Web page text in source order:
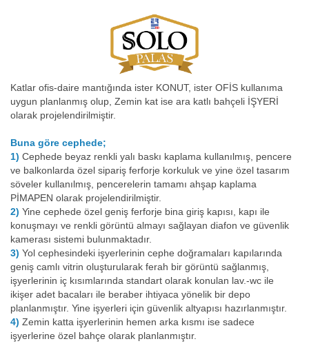
Katlar ofis-daire mantığında ister KONUT, ister OFİS kullanıma
uygun planlanmış olup, Zemin kat ise ara katlı bahçeli İŞYERİ
olarak projelendirilmiştir.
Buna göre cephede;
1) Cephede beyaz renkli yalı baskı kaplama kullanılmış, pencere
ve balkonlarda özel sipariş ferforje korkuluk ve yine özel tasarım
söveler kullanılmış, pencerelerin tamamı ahşap kaplama
PİMAPEN olarak projelendirilmiştir.
2) Yine cephede özel geniş ferforje bina giriş kapısı, kapı ile
konuşmayı ve renkli görüntü almayı sağlayan diafon ve güvenlik
kamerası sistemi bulunmaktadır.
3) Yol cephesindeki işyerlerinin cephe doğramaları kapılarında
geniş camlı vitrin oluşturularak ferah bir görüntü sağlanmış,
işyerlerinin iç kısımlarında standart olarak konulan lav.-wc ile
ikişer adet bacaları ile beraber ihtiyaca yönelik bir depo
planlanmıştır. Yine işyerleri için güvenlik altyapısı hazırlanmıştır.
4) Zemin katta işyerlerinin hemen arka kısmı ise sadece
işyerlerine özel bahçe olarak planlanmıştır.